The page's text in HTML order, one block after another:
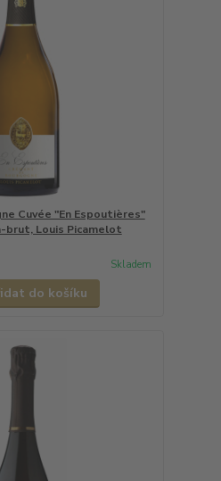
Cuvée "En Espoutières"
brut, Louis Picamelot
Skladem
do košíku